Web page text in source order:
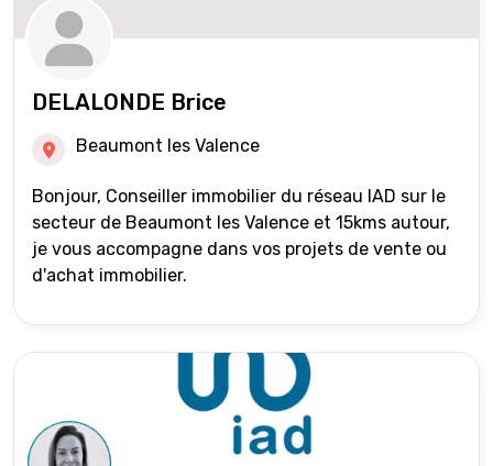
DELALONDE Brice
Beaumont les Valence
Bonjour, Conseiller immobilier du réseau IAD sur le
secteur de Beaumont les Valence et 15kms autour,
je vous accompagne dans vos projets de vente ou
d'achat immobilier.